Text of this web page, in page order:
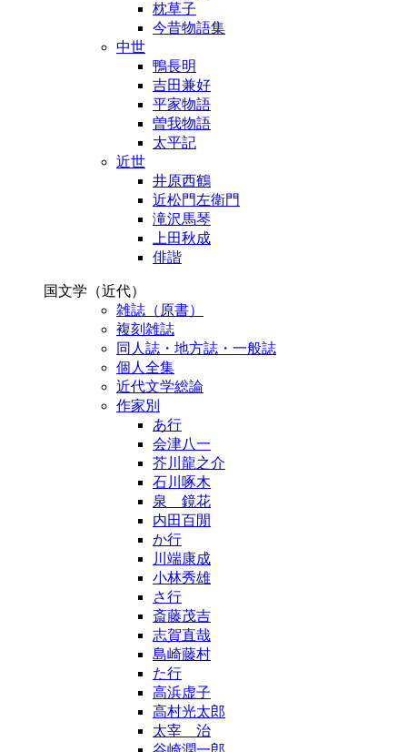
枕草子
今昔物語集
中世
鴨長明
吉田兼好
平家物語
曽我物語
太平記
近世
井原西鶴
近松門左衛門
滝沢馬琴
上田秋成
俳諧
国文学（近代）
雑誌（原書）
複刻雑誌
同人誌・地方誌・一般誌
個人全集
近代文学総論
作家別
あ行
会津八一
芥川龍之介
石川啄木
泉 鏡花
内田百閒
か行
川端康成
小林秀雄
さ行
斎藤茂吉
志賀直哉
島崎藤村
た行
高浜虚子
高村光太郎
太宰 治